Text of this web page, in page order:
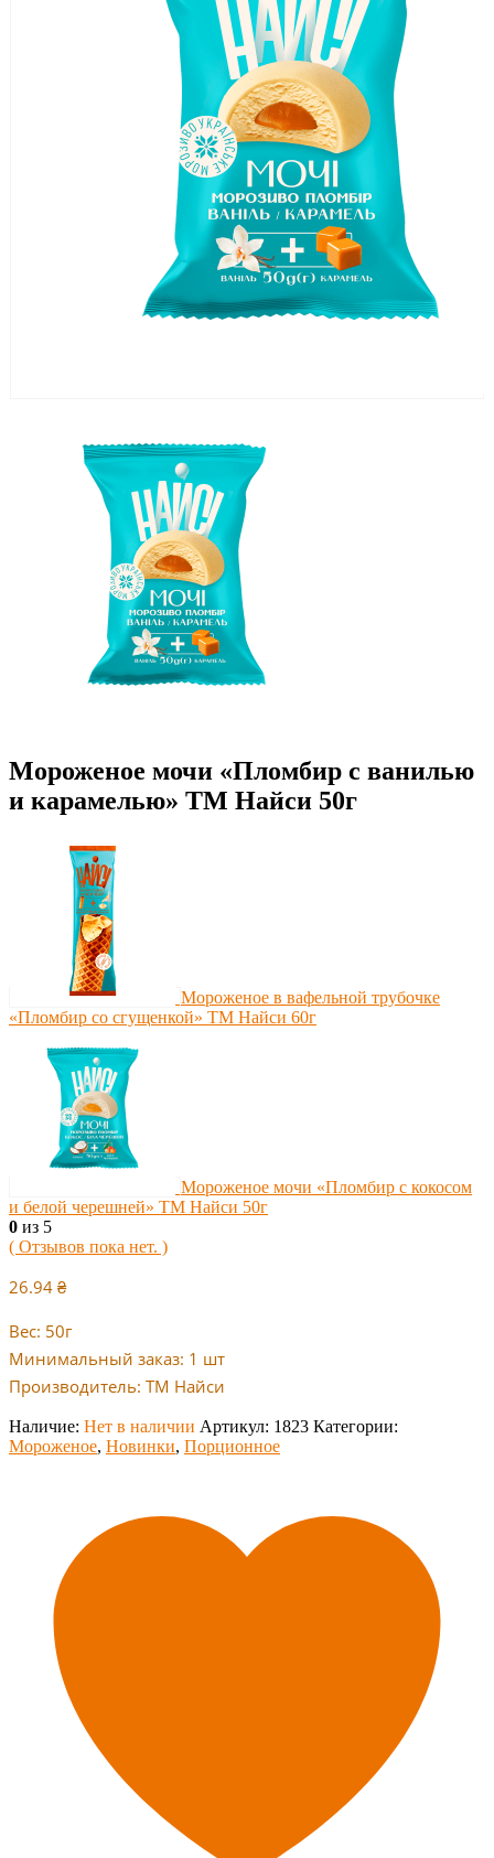
Мороженое мочи «Пломбир с ванилью
и карамелью» ТМ Найси 50г
Мороженое в вафельной трубочке
«Пломбир со сгущенкой» ТМ Найси 60г
Мороженое мочи «Пломбир с кокосом
и белой черешней» ТМ Найси 50г
0 из 5
( Отзывов пока нет. )
26.94 ₴
Вес: 50г
Минимальный заказ: 1 шт
Производитель: ТМ Найси
Наличие: Нет в наличии Артикул: 1823 Категории:
Мороженое, Новинки, Порционное